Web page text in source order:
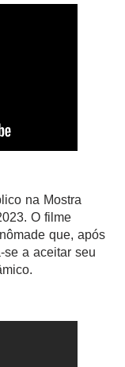
na Mostra
O filme
que, após
se a aceitar seu